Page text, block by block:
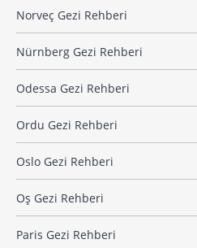
Norveç Gezi Rehberi
Nürnberg Gezi Rehberi
Odessa Gezi Rehberi
Ordu Gezi Rehberi
Oslo Gezi Rehberi
Oş Gezi Rehberi
Paris Gezi Rehberi